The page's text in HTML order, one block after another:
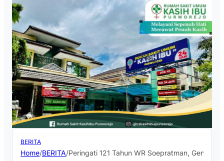
BERITA
Home/BERITA/Peringati 121 Tahun WR Soepratman,